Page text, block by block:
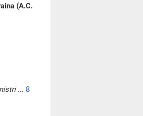
(A.C.
... 8